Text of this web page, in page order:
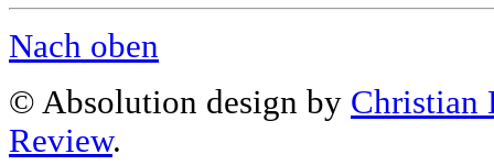
Nach oben
© Absolution design by Christian
Review.